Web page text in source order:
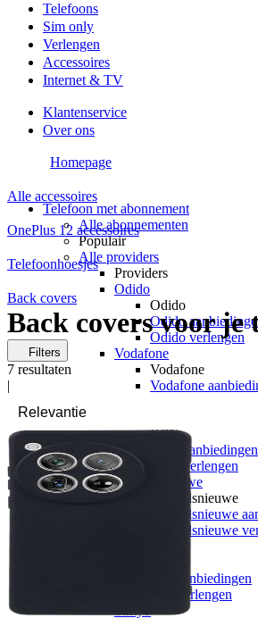
Telefoons
Sim only
Verlengen
Accessoires
Internet & TV
Klantenservice
Over ons
Telefoon met abonnement
Alle abonnementen
Populair
Alle providers
Providers
Odido
Odido
Odido
Odido verlengen
Vodafone
Vodafone
Vodafone
KPN
KPN aanbiedingen
KPN verlengen
hollandsnieuwe
hollandsnieuwe
hollandsnieuwe
hollandsnieuwe
Ben aanbiedingen
Ben verlengen
Homepage
Alle accessoires
OnePlus 12 accessoires
Telefoonhoesjes
Back covers
Back covers voor je
Filters
7 resultaten
|